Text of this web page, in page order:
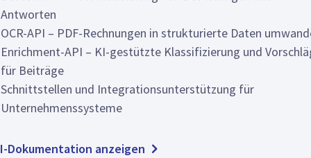
Antworten
OCR-API – PDF-Rechnungen in strukturierte Daten
Enrichment-API – KI-gestützte Klassifizierung und
für Beiträge
Schnittstellen und Integrationsunterstützung für
Unternehmenssysteme
Dokumentation anzeigen